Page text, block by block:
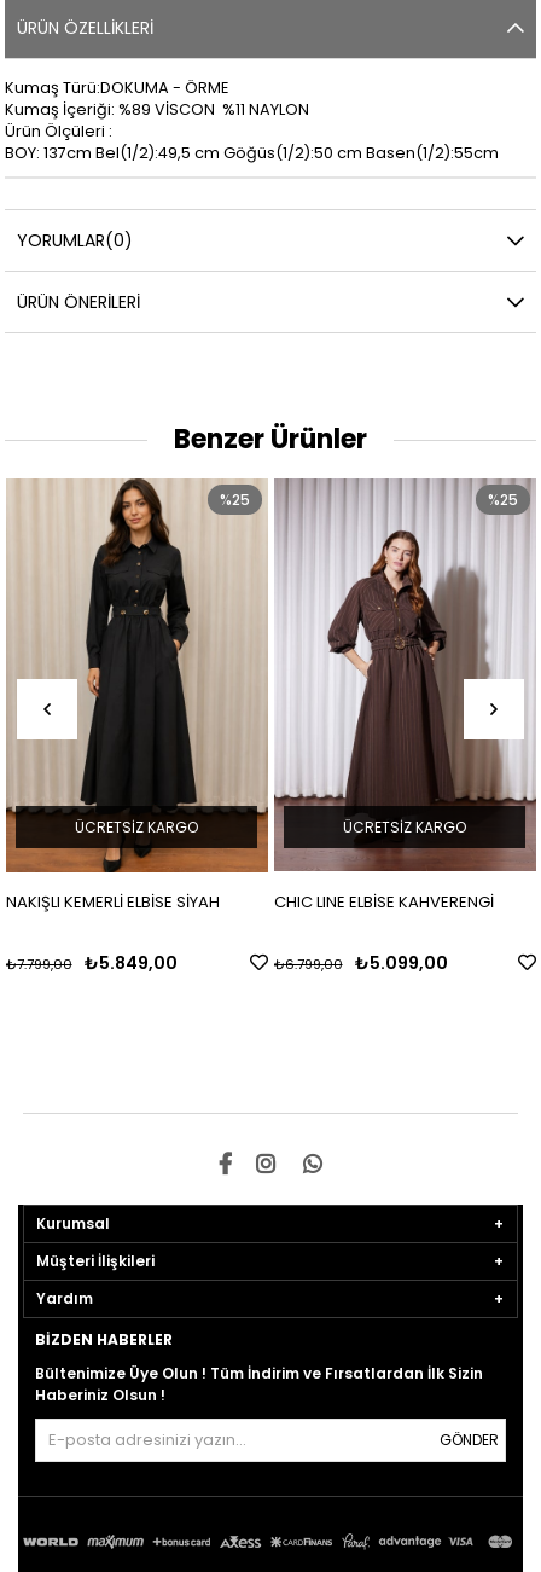
ÜRÜN ÖZELLIKLERI
Kumaş Türü:DOKUMA - ÖRME
Kumaş İçeriği: %89 VİSCON %11 NAYLON
Ürün Ölçüleri :
BOY: 137cm Bel(1/2):49,5 cm Göğüs(1/2):50 cm Basen(1/2):55cm
YORUMLAR(0)
ÜRÜN ÖNERILERI
Benzer Ürünler
CHIC LINE ELBİSE KAHVERENGİ
₺5.099,00
₺6.799,00
%25
ÜCRETSIZ KARGO
CHIC LINE ELBİSE BEJ
₺6.799,00
ÜCRETSIZ KARGO
Kurumsal
Müşteri İlişkileri
Yardım
BIZDEN HABERLER
Bültenimize Üye Olun ! Tüm İndirim ve Fırsatlardan İlk Sizin
Haberiniz Olsun !
GÖNDER